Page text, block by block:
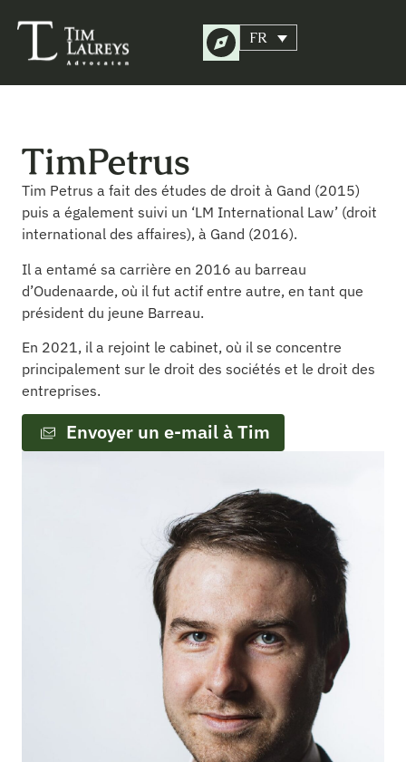
FR
TimPetrus
Tim Petrus a fait des études de droit à Gand (2015)
puis a également suivi un ‘LM International Law’ (droit
international des affaires), à Gand (2016).
Il a entamé sa carrière en 2016 au barreau
d’Oudenaarde, où il fut actif entre autre, en tant que
président du jeune Barreau.
En 2021, il a rejoint le cabinet, où il se concentre
principalement sur le droit des sociétés et le droit des
entreprises.
Envoyer un e-mail à Tim